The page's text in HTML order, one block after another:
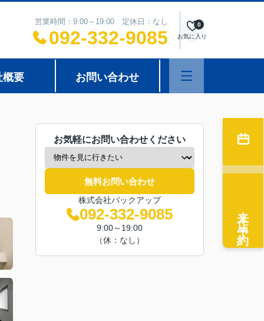
営業時間：9:00～19:00 定休日：なし
092-332-9085 お気に入り
0
概要 お問い合わせ
お気軽にお問い合わせください
無料お問い合わせ
株式会社バックアップ
092-332-9085
9:00～19:00
（休：なし）
来店予約